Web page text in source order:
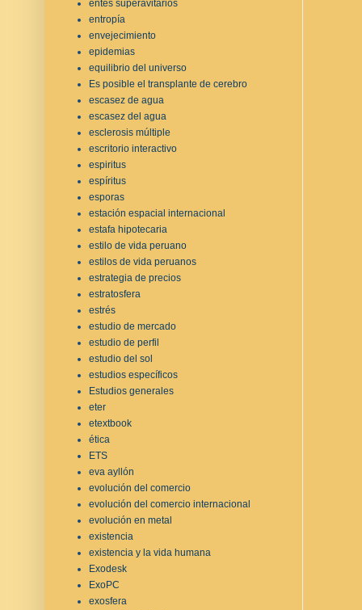
entes superavitarios
entropía
envejecimiento
epidemias
equilibrio del universo
Es posible el transplante de cerebro
escasez de agua
escasez del agua
esclerosis múltiple
escritorio interactivo
espiritus
espíritus
esporas
estación espacial internacional
estafa hipotecaria
estilo de vida peruano
estilos de vida peruanos
estrategia de precios
estratosfera
estrés
estudio de mercado
estudio de perfil
estudio del sol
estudios específicos
Estudios generales
eter
etextbook
ética
ETS
eva ayllón
evolución del comercio
evolución del comercio internacional
evolución en metal
existencia
existencia y la vida humana
Exodesk
ExoPC
exosfera